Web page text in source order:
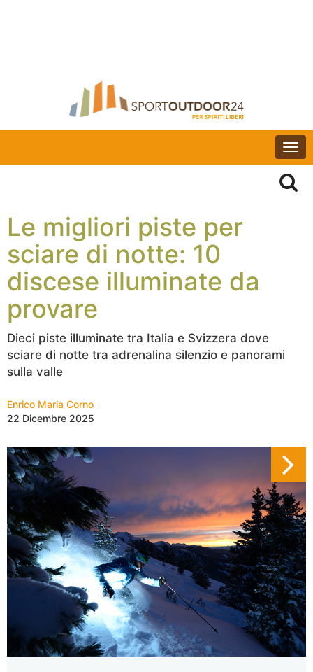
Le migliori piste per
sciare di notte: 10
discese illuminate da
provare
Dieci piste illuminate tra Italia e Svizzera dove
sciare di notte tra adrenalina silenzio e panorami
sulla valle
Enrico Maria Corno
22 Dicembre 2025